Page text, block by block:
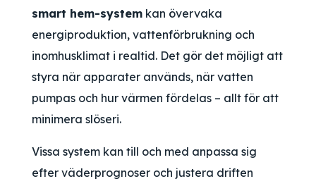
smart hem-system kan övervaka
energiproduktion, vattenförbrukning och
inomhusklimat i realtid. Det gör det möjligt att
styra när apparater används, när vatten
pumpas och hur värmen fördelas – allt för att
minimera slöseri.
Vissa system kan till och med anpassa sig
efter väderprognoser och justera driften